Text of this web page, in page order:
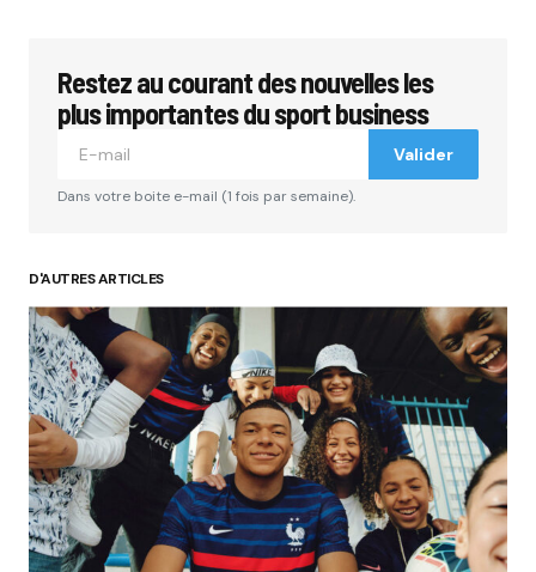
Restez au courant des nouvelles les
plus importantes du sport business
Valider
Dans votre boite e-mail (1 fois par semaine).
D'AUTRES ARTICLES